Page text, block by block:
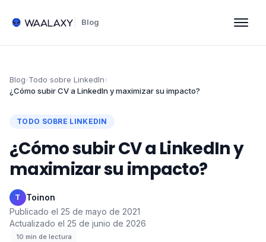
Blog
Blog›Todo sobre LinkedIn›
¿Cómo subir CV a LinkedIn y maximizar su impacto?
TODO SOBRE LINKEDIN
¿Cómo subir CV a LinkedIn y
maximizar su impacto?
T Toinon·
Publicado el 25 de mayo de 2021·
Actualizado el 25 de junio de 2026
·
10 min de lectura